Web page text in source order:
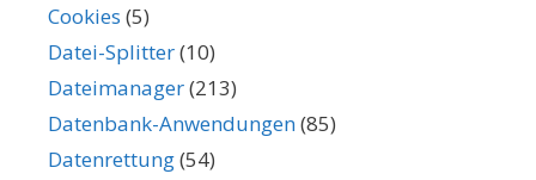
Cookies (5)
Datei-Splitter(10)
Dateimanager(213)
Datenbank-Anwendungen(85)
Datenrettung(54)